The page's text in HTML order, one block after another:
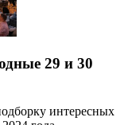
29 и 30
интересных